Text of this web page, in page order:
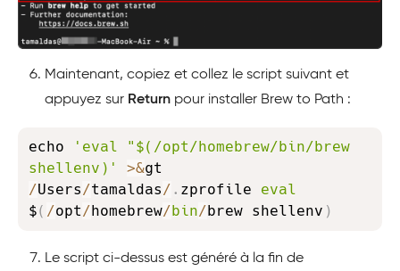
Maintenant, copiez et collez le script suivant et
appuyez sur Return pour installer Brew to Path :
echo
'eval "$(/opt/homebrew/bin/brew
shellenv)'
>&
/Users /tamaldas / . zprofile eval
$( /opt /homebrew/bin/brew shellenv )
Le script ci-dessus est généré à la fin de